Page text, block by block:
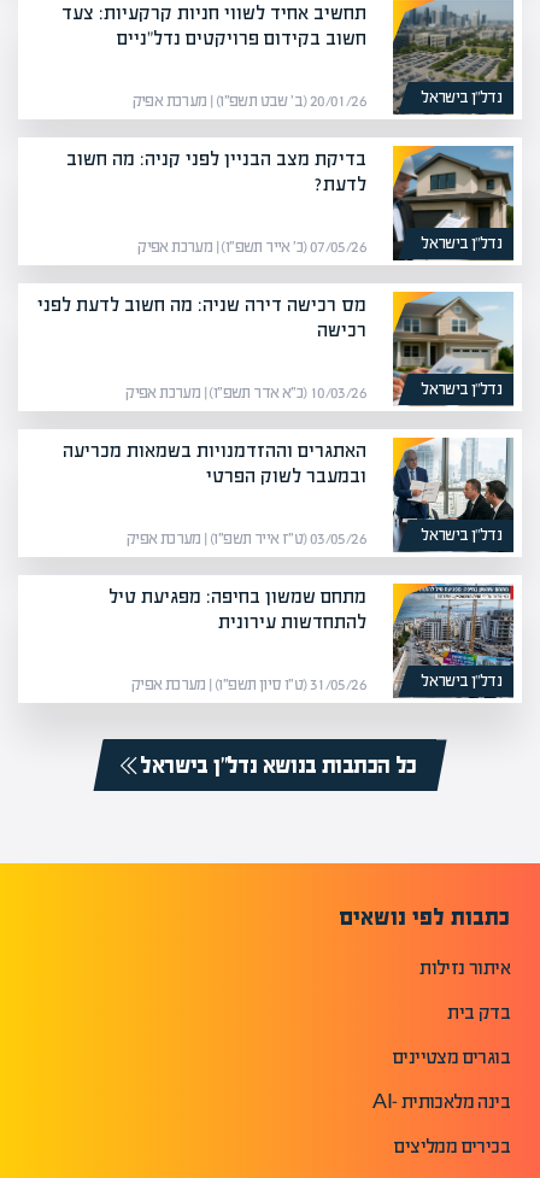
נדל”ן בישראל
תחשיב אחיד לשווי חניות קרקעיות: צעד
חשוב בקידום פרויקטים נדל"ניים
20/01/26 (ב׳ שבט תשפ״ו) | מערכת אפיק
נדל”ן בישראל
בדיקת מצב הבניין לפני קניה: מה חשוב
לדעת?
07/05/26 (כ׳ אייר תשפ״ו) | מערכת אפיק
נדל”ן בישראל
מס רכישה דירה שניה: מה חשוב לדעת לפני
רכישה
10/03/26 (כ״א אדר תשפ״ו) | מערכת אפיק
נדל”ן בישראל
האתגרים וההזדמנויות בשמאות מכריעה
ובמעבר לשוק הפרטי
03/05/26 (ט״ז אייר תשפ״ו) | מערכת אפיק
נדל”ן בישראל
מתחם שמשון בחיפה: מפגיעת טיל
להתחדשות עירונית
31/05/26 (ט״ו סיון תשפ״ו) | מערכת אפיק
כל הכתבות בנושא נדל”ן בישראל
כתבות לפי נושאים
איתור נזילות
בדק בית
בוגרים מצטיינים
בינה מלאכותית -AI
בכירים ממליצים